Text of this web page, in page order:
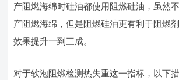
产阻燃海绵时硅油都使用阻燃硅油，虽然
产阻燃海绵，但是阻燃硅油更有利于阻燃
效果提升一到三成。
对于软泡阻燃检测热失重这一指标，以下